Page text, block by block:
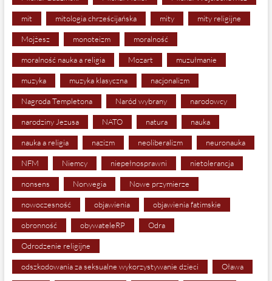
mit mitologia chrześcijańska mity mity religijne
Mojżesz monoteizm moralność
moralność nauka a religia Mozart muzułmanie
muzyka muzyka klasyczna nacjonalizm
Nagroda Templetona Naród wybrany narodowcy
narodziny Jezusa NATO natura nauka
nauka a religia nazizm neoliberalizm neuronauka
NFM Niemcy niepełnosprawni nietolerancja
nonsens Norwegia Nowe przymierze
nowoczesność objawienia objawienia fatimskie
obronność obywateleRP Odra
Odrodzenie religijne
odszkodowania za seksualne wykorzystywanie dzieci Oława